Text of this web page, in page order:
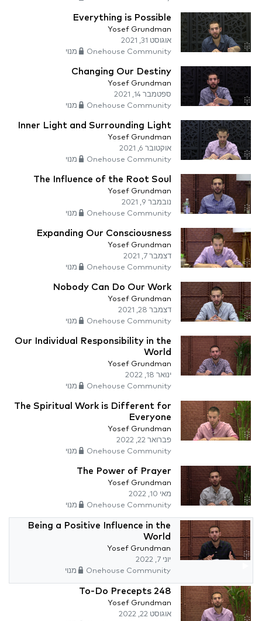
Everything is Possible
Yosef Grundman
אוגוסט 31, 2021
Onehouse Community מנוי
Changing Our Destiny
Yosef Grundman
ספטמבר 14, 2021
Onehouse Community מנוי
Inner Light and Surrounding Light
Yosef Grundman
אוקטובר 6, 2021
Onehouse Community מנוי
The Influence of the Root Soul
Yosef Grundman
נובמבר 9, 2021
Onehouse Community מנוי
Expanding Our Consciousness
Yosef Grundman
דצמבר 7, 2021
Onehouse Community מנוי
Nobody Can Do Our Work
Yosef Grundman
דצמבר 28, 2021
Onehouse Community מנוי
Our Individual Responsibility in the
World
Yosef Grundman
ינואר 18, 2022
Onehouse Community מנוי
The Spiritual Work is Different for
Everyone
Yosef Grundman
פברואר 22, 2022
Onehouse Community מנוי
The Power of Prayer
Yosef Grundman
מאי 10, 2022
Onehouse Community מנוי
Being a Positive Influence in the
World
Yosef Grundman
יוני 7, 2022
Onehouse Community מנוי
248 To-Do Precepts
Yosef Grundman
אוגוסט 22, 2022